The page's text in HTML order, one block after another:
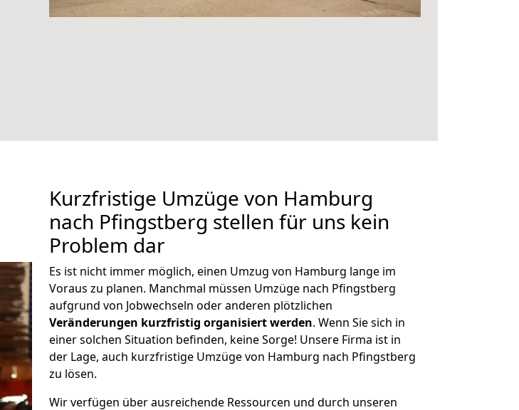
Kurzfristige Umzüge von Hamburg
nach Pfingstberg stellen für uns kein
Problem dar
Es ist nicht immer möglich, einen Umzug von Hamburg lange im
Voraus zu planen. Manchmal müssen Umzüge nach Pfingstberg
aufgrund von Jobwechseln oder anderen plötzlichen
Veränderungen kurzfristig organisiert werden. Wenn Sie sich in
einer solchen Situation befinden, keine Sorge! Unsere Firma ist in
der Lage, auch kurzfristige Umzüge von Hamburg nach Pfingstberg
zu lösen.
Wir verfügen über ausreichende Ressourcen und durch unseren